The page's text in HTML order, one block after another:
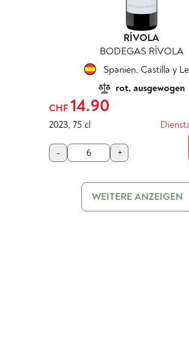
RÍVOLA
BODEGAS RÍVOLA
Spanien, Castilla y
rot, ausgewogen
CHF 14.90
2023, 75 cl
- +
WEITERE ANZEIGEN